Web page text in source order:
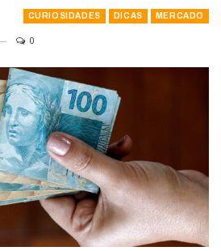
CURIOSIDADES DICAS MERCADO
0